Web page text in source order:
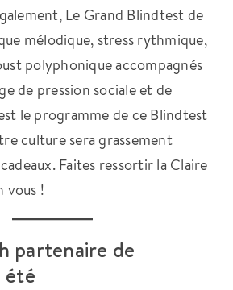
Le Grand Blindtest de
mélodique, stress rythmique,
polyphonique accompagnés
de pression sociale et de
le programme de ce Blindtest
culture sera grassement
Faites ressortir la Claire
vous !
partenaire de
été